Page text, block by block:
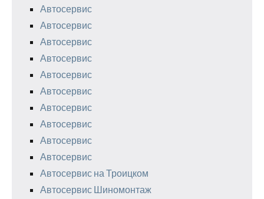
Автосервис
Автосервис
Автосервис
Автосервис
Автосервис
Автосервис
Автосервис
Автосервис
Автосервис
Автосервис
Автосервис на Троицком
Автосервис Шиномонтаж